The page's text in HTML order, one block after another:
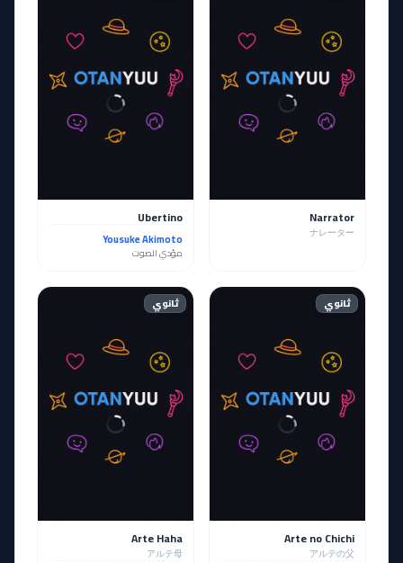
Narrator
ナレーター
Ubertino
Yousuke Akimoto
مؤدي الصوت
ثانوي
Arte no Chichi
アルテの父
ثانوي
Arte Haha
アルテ母